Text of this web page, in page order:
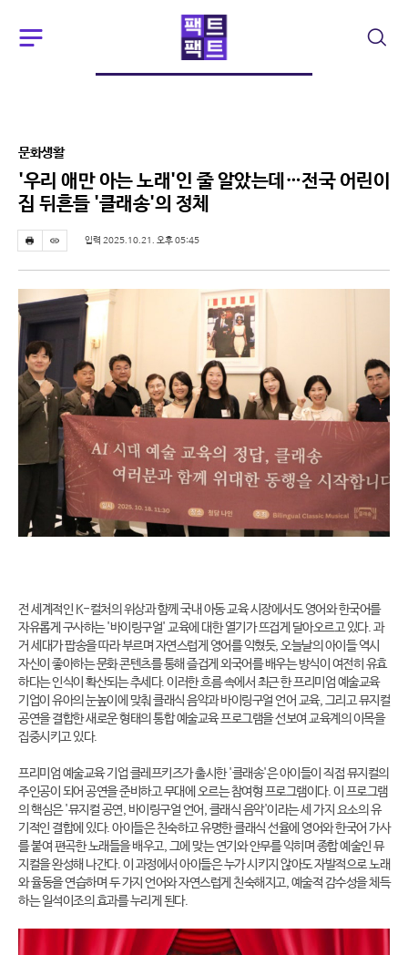
검
주
펼
치
기
문화생활
'우리 애만 아는 노래'인 줄 알았는데…전국 어린이
집 뒤흔들 '클래송'의 정체
프
린
스
크
입력 2025.10.21. 오후 05:45
전 세계적인 K-컬처의 위상과 함께 국내 아동 교육 시장에서도 영어와 한국어를
자유롭게 구사하는 '바이링구얼' 교육에 대한 열기가 뜨겁게 달아오르고 있다. 과
거 세대가 팝송을 따라 부르며 자연스럽게 영어를 익혔듯, 오늘날의 아이들 역시
자신이 좋아하는 문화 콘텐츠를 통해 즐겁게 외국어를 배우는 방식이 여전히 유효
하다는 인식이 확산되는 추세다. 이러한 흐름 속에서 최근 한 프리미엄 예술교육
기업이 유아의 눈높이에 맞춰 클래식 음악과 바이링구얼 언어 교육, 그리고 뮤지컬
공연을 결합한 새로운 형태의 통합 예술교육 프로그램을 선보여 교육계의 이목을
집중시키고 있다.
프리미엄 예술교육 기업 클레프키즈가 출시한 '클래송'은 아이들이 직접 뮤지컬의
주인공이 되어 공연을 준비하고 무대에 오르는 참여형 프로그램이다. 이 프로그램
의 핵심은 '뮤지컬 공연, 바이링구얼 언어, 클래식 음악'이라는 세 가지 요소의 유
기적인 결합에 있다. 아이들은 친숙하고 유명한 클래식 선율에 영어와 한국어 가사
를 붙여 편곡한 노래들을 배우고, 그에 맞는 연기와 안무를 익히며 종합 예술인 뮤
지컬을 완성해 나간다. 이 과정에서 아이들은 누가 시키지 않아도 자발적으로 노래
와 율동을 연습하며 두 가지 언어와 자연스럽게 친숙해지고, 예술적 감수성을 체득
하는 일석이조의 효과를 누리게 된다.